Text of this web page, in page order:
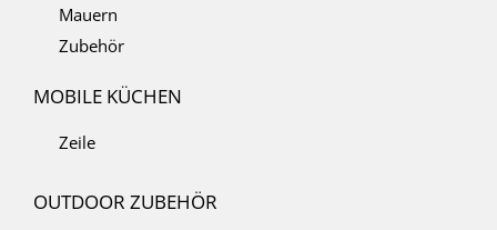
Mauern
Zubehör
MOBILE KÜCHEN
Zeile
OUTDOOR ZUBEHÖR